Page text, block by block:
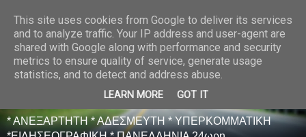
E F E N P R E S S -
ΗΛΕΚΤΡΟΝΙΚΗ
ΕΦΗΜΕΡΙΔΑ
* ΑΝΕΞΑΡΤΗΤΗ * ΑΔΕΣΜΕΥΤΗ * ΥΠΕΡΚΟΜΜΑΤΙΚΗ
This site uses cookies from Google to deliver its services
and to analyze traffic. Your IP address and user-agent are
shared with Google along with performance and security
metrics to ensure quality of service, generate usage
statistics, and to detect and address abuse.
LEARN MORE GOT IT